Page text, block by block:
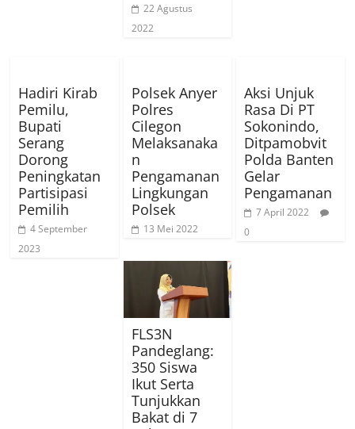
22 Agustus
2022
Hadiri Kirab
Pemilu,
Bupati
Serang
Dorong
Peningkatan
Partisipasi
Pemilih
4 September
2023
Polsek Anyer
Polres
Cilegon
Melaksanaka
n
Pengamanan
Lingkungan
Polsek
13 Mei 2022
Aksi Unjuk
Rasa Di PT
Sokonindo,
Ditpamobvit
Polda Banten
Gelar
Pengamanan
7 April 2022
0
FLS3N
Pandeglang:
350 Siswa
Ikut Serta
Tunjukkan
Bakat di 7